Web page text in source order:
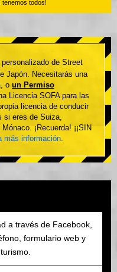
tenemos todos!
de Street
Japón. Necesitarás una
o un Permiso
Licencia SOFA para las
licencia de conducir
si eres de Suiza,
¡Recuerda! ¡¡SIN
más información
a través de Facebook,
formulario web y